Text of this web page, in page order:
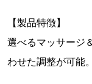
【製品特徴】
選べるマッサージ
わせた調整が可能。